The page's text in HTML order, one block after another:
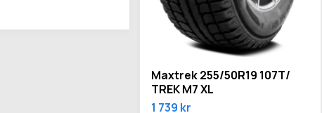
Maxtrek 255/50R19 107T/
TREK M7 XL
1 739 kr